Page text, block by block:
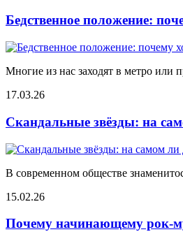
Бедственное положение:
Многие из нас заходят в метро или
17.03.26
Скандальные звёзды: на
В современном обществе
15.02.26
Почему начинающему рок-